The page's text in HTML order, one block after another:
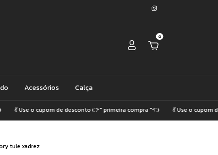
0
Acessórios Calça
Use o cupom de desconto 👉" primeira compra "👈 💃 Use o cupom de
tule xadrez